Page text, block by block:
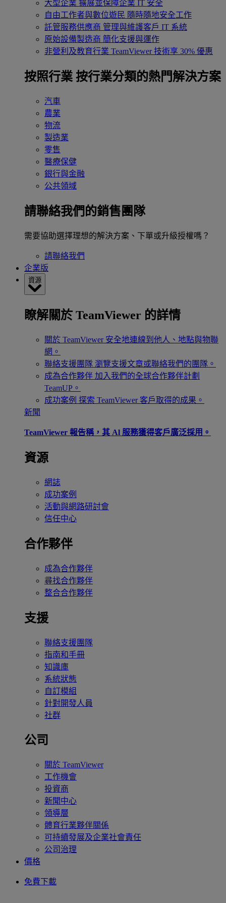
大型企業 擴展並保障企業 IT 安全
自由工作者與數位遊民 隨時隨地安全工作
託管服務供應商 管理與維護客戶 IT 系統
原始設備製造商 簡化支援與運作
非營利及教育行業 TeamViewer 技術享 30% 優惠
按照行業 按行業分類的熱門解決方案
汽車
農業
物流
製造業
零售
醫療保健
銀行與金融
公共領域
請聯絡我們的銷售團隊
需要協助選擇理想的解決方案、下單或升級授權嗎？
請聯絡我們
企業版
資源
瞭解關於 TeamViewer 的詳情
關於 TeamViewer 安全地連線到他人、地點與物聯
網。
聯絡支援團隊 瀏覽支援文章或聯絡我們的團隊。
成為合作夥伴 加入我們的全球合作夥伴計劃
TeamUP。
成功案例 探索 TeamViewer 客戶取得的成果。
新聞
TeamViewer 報告稱，其 Al 服務獲得客戶廣泛採用。
資源
網誌
成功案例
活動與網路研討會
信任中心
合作夥伴
成為合作夥伴
尋找合作夥伴
整合合作夥伴
支援
聯絡支援團隊
指南和手冊
知識庫
系統狀態
自訂模組
針對開發人員
社群
公司
關於 TeamViewer
工作機會
投資商
新聞中心
領導層
體育行業夥伴關係
可持續發展及企業社會責任
公司治理
價格
免費下載